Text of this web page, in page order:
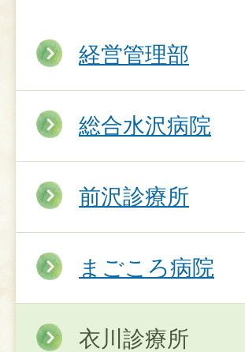
経営管理部
総合水沢病院
前沢診療所
まごころ病院
衣川診療所